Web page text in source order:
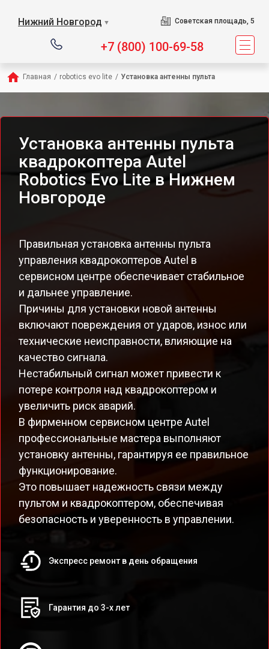
Нижний Новгород ▼ Советская площадь, 5
+7 (800) 100-69-58
Главная / robotics evo lite / Установка антенны пульта
Установка антенны пульта
квадрокоптера Autel
Robotics Evo Lite в Нижнем
Новгороде
Правильная установка антенны пульта
управления квадрокоптеров Autel в
сервисном центре обеспечивает стабильное
и дальнее управление.
Причины для установки новой антенны
включают повреждения от ударов, износ или
технические неисправности, влияющие на
качество сигнала.
Нестабильный сигнал может привести к
потере контроля над квадрокоптером и
увеличить риск аварий.
В фирменном сервисном центре Autel
профессиональные мастера выполняют
установку антенны, гарантируя ее правильное
функционирование.
Это повышает надежность связи между
пультом и квадрокоптером, обеспечивая
безопасность и уверенность в управлении.
Экспресс ремонт в день обращения
Гарантия до 3-х лет